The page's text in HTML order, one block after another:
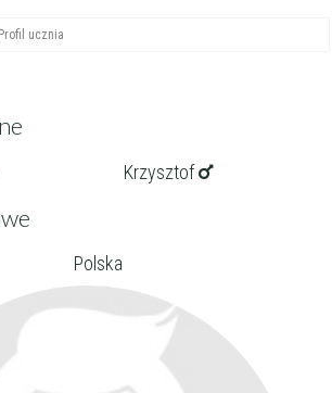
Profil ucznia
Krzysztof
Polska